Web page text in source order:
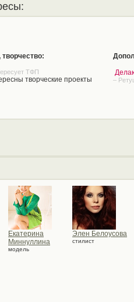
ТФП
творческие проекты –
Екатерина
Миннуллина
модель
Элен Белоусова
стилист